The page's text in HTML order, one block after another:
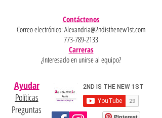
Contáctenos
Correo electrónico: Alexandria@2ndisthenew1st.com
773-789-2133
Carreras
¿Interesado en unirse al equipo?
Ayudar
Políticas
Preguntas